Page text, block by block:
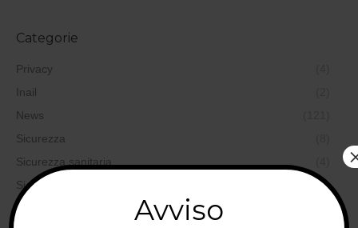
Categorie
Privacy
Inail
News
Sicurezza
Sicurezza sanitaria
Sicurezza sul lavoro
(97)
Qualità
Avviso